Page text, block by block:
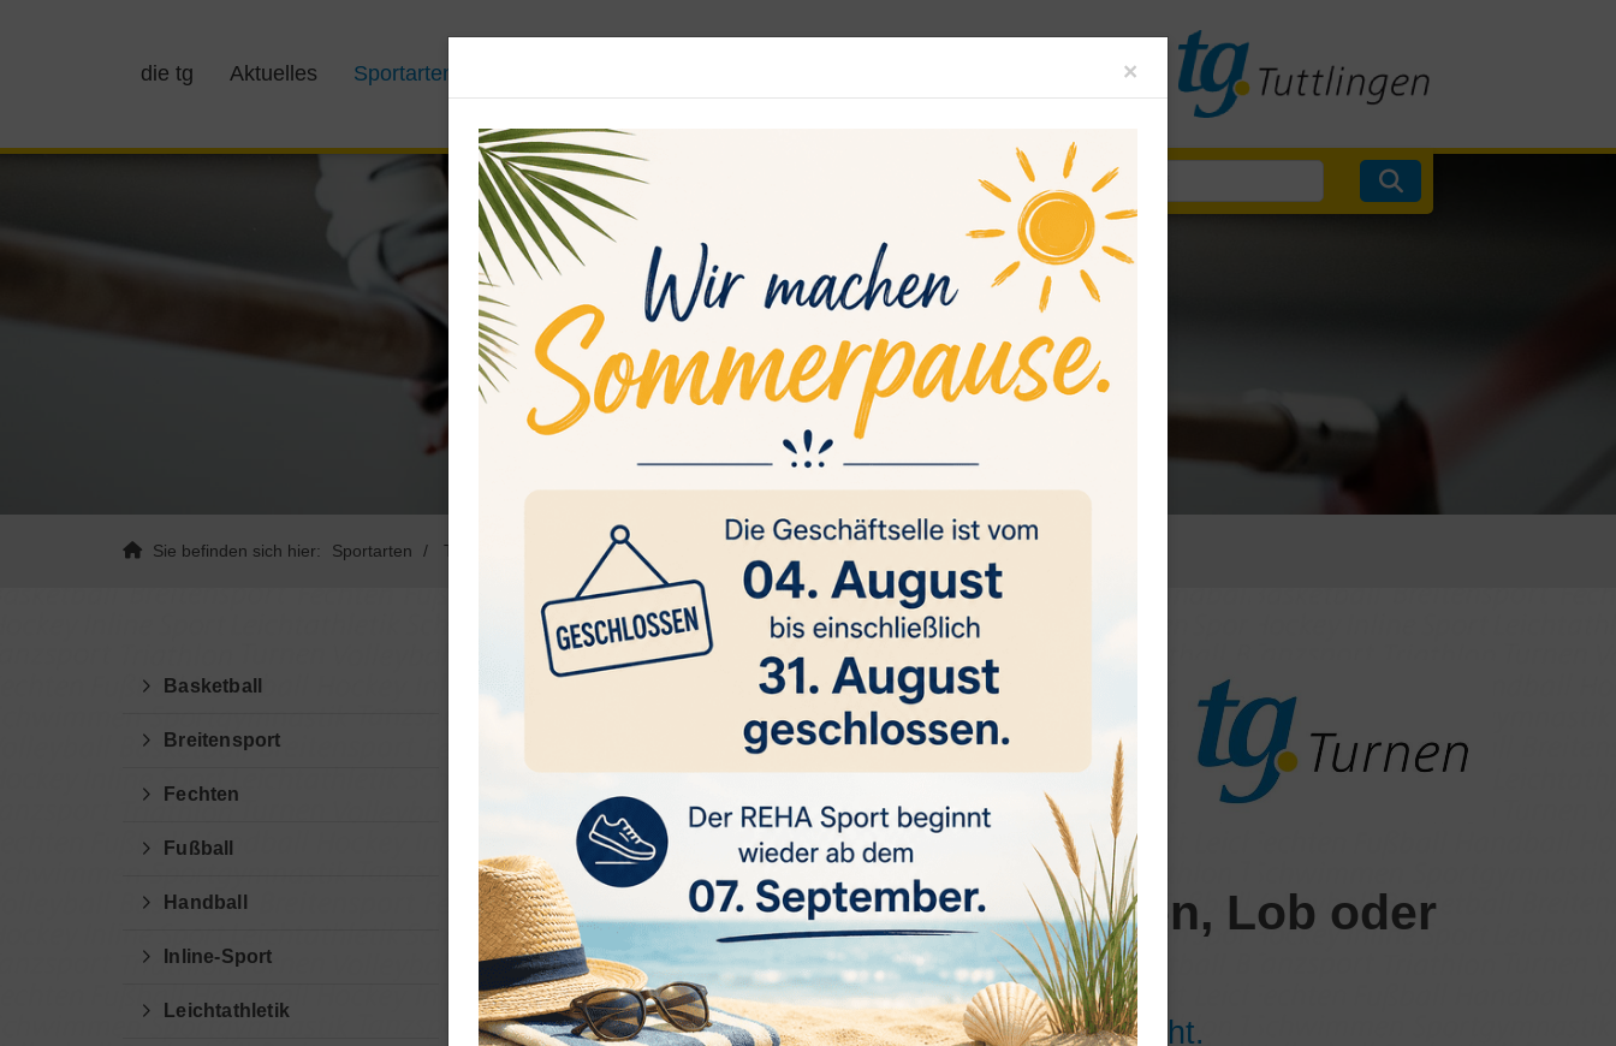
die tg Aktuelles Sportarten
Sie befinden sich hier: Sportarten Turnen
Sie haben Fragen, Anregungen, Lob oder
Kritik?
Die Abteilung Turnen freut sich auf Ihre Nachricht.
Basketball
Breitensport
Fechten
Fußball
Handball
Inline-Sport
Leichtathletik
× Close